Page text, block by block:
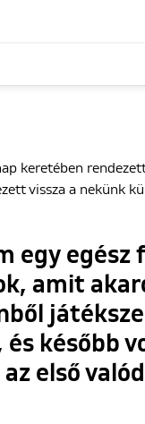
keretében
vissza a nekünk
egy egész
amit
később
első